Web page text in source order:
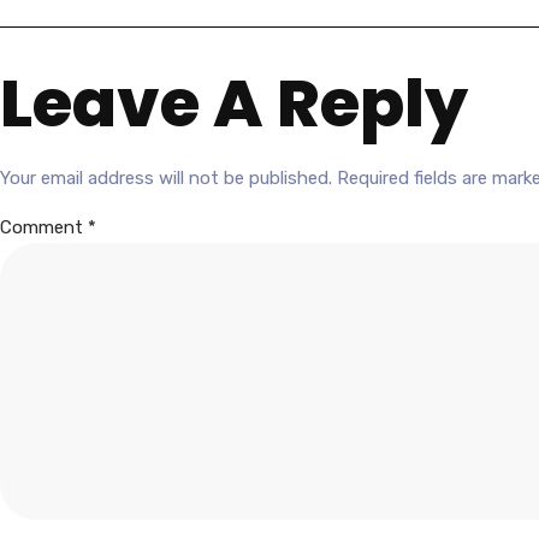
Leave A Reply
Your email address will not be published. Required fields are
Comment *